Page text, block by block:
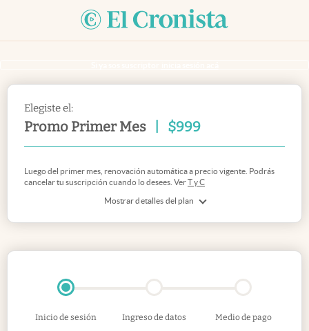
Elegiste el:
Promo Primer Mes $999
Mostrar detalles del plan
Luego del primer mes, renovación automática a precio vigente. Podrás
cancelar tu suscripción cuando lo desees. VerT y C
Inicio de sesión Ingreso de datos Medio de pago